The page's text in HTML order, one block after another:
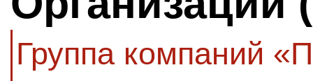
Группа компаний